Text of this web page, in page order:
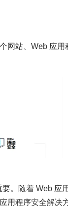
网站、Web 应用
。随着 Web 应
用程序安全解决